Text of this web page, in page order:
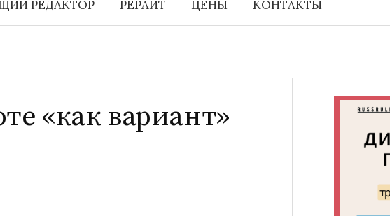
РЕДАКТОР РЕРАЙТ ЦЕНЫ КОНТАКТЫ
«как вариант»